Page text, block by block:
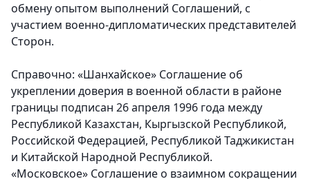
обмену опытом выполнений Соглашений, с
участием военно-дипломатических представителей
Сторон.
Справочно: «Шанхайское» Соглашение об
укреплении доверия в военной области в районе
границы подписан 26 апреля 1996 года между
Республикой Казахстан, Кыргызской Республикой,
Российской Федерацией, Республикой Таджикистан
и Китайской Народной Республикой.
«Московское» Соглашение о взаимном сокращении